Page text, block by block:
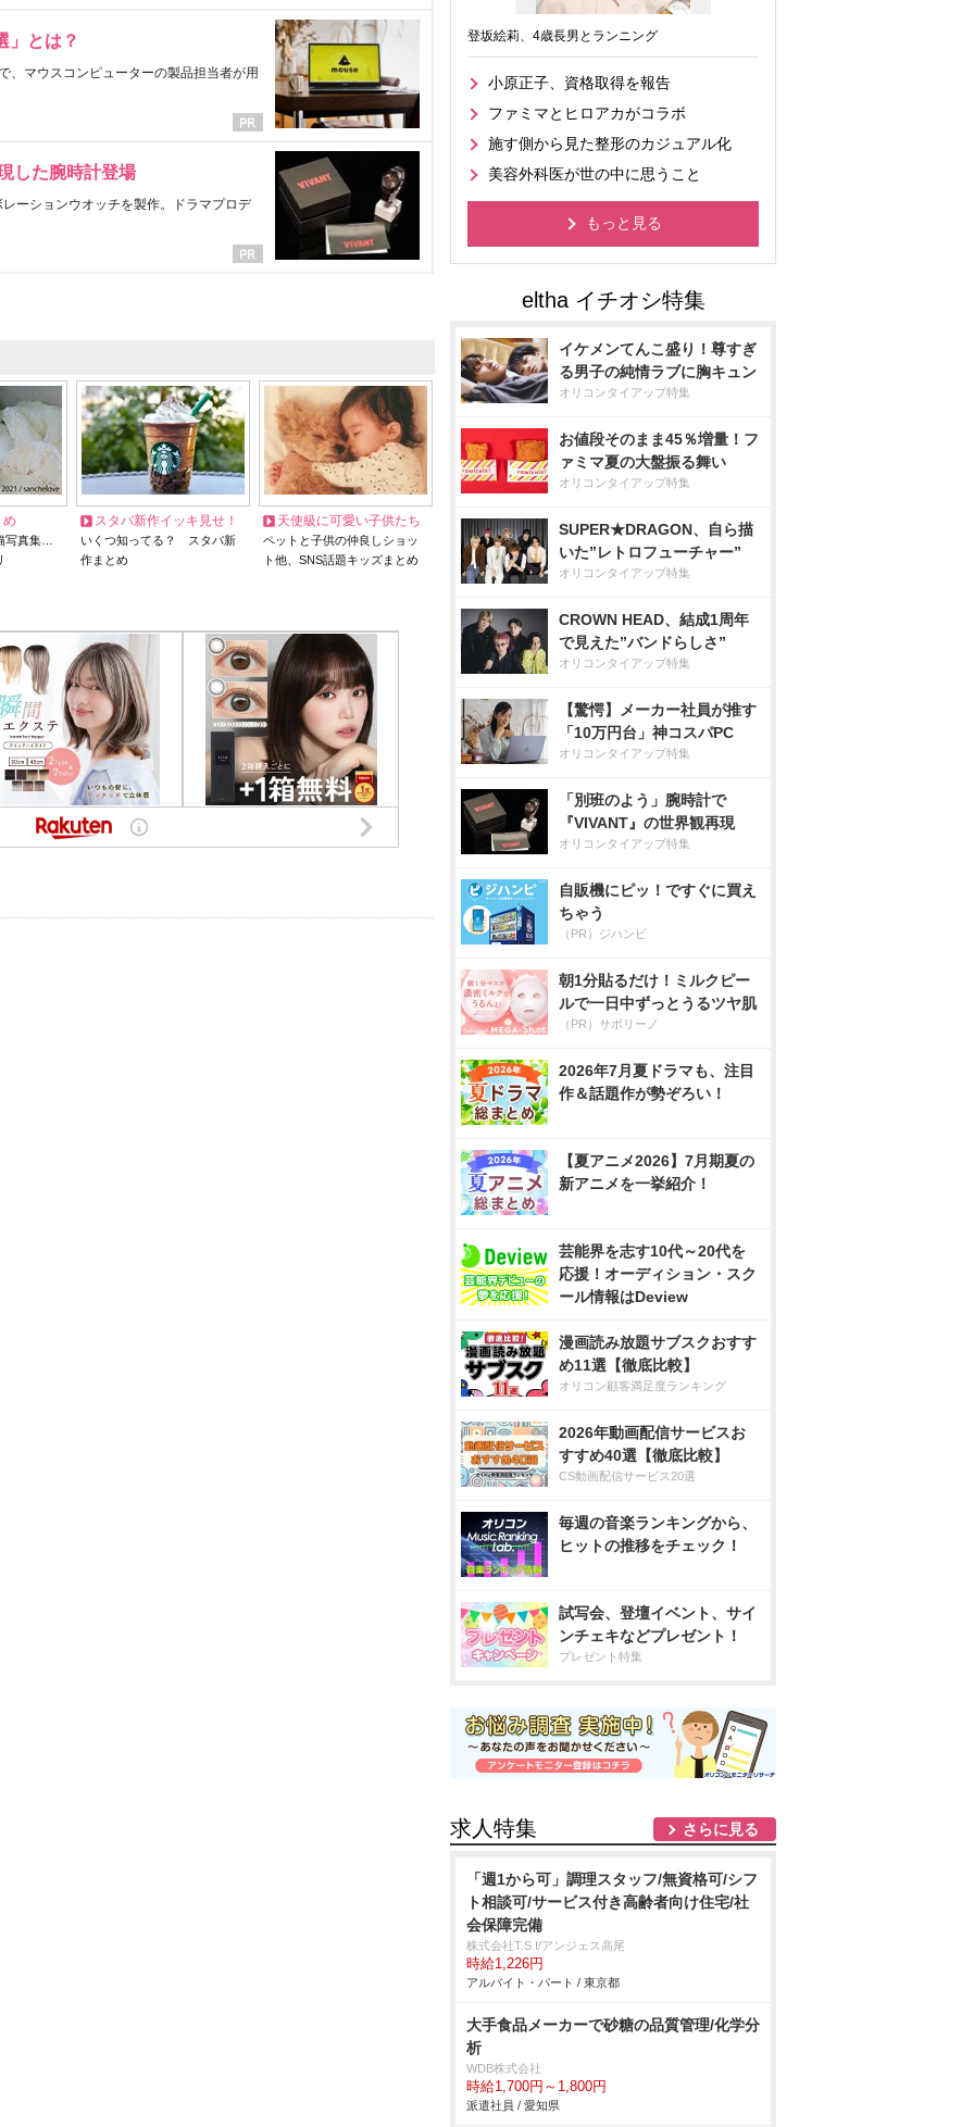
」とは？
、マウスコンピューターの製品担当者が用
した腕時計登場
ーションウオッチを製作。ドラマプロデ
め
写真集…
スタバ新作イッキ見せ！
いくつ知ってる？ スタバ新
作まとめ
天使級に可愛い子供たち
ペットと子供の仲良しショッ
ト他、SNS話題キッズまとめ
登坂絵莉、4歳長男とランニング
小原正子、資格取得を報告
ファミマとヒロアカがコラボ
施す側から見た整形のカジュアル化
美容外科医が世の中に思うこと
もっと見る
イケメンてんこ盛り！尊すぎ
る男子の純情ラブに胸キュン
オリコンタイアップ特集
お値段そのまま45％増量！フ
ァミマ夏の大盤振る舞い
オリコンタイアップ特集
SUPER★DRAGON、自ら描
いた”レトロフューチャー”
オリコンタイアップ特集
CROWN HEAD、結成1周年
で見えた”バンドらしさ”
オリコンタイアップ特集
【驚愕】メーカー社員が推す
「10万円台」神コスパPC
オリコンタイアップ特集
「別班のよう」腕時計で
『VIVANT』の世界観再現
オリコンタイアップ特集
自販機にピッ！ですぐに買え
ちゃう
（PR）ジハンピ
朝1分貼るだけ！ミルクピー
ルで一日中ずっとうるツヤ肌
（PR）サボリーノ
2026年7月夏ドラマも、注目
作＆話題作が勢ぞろい！
【夏アニメ2026】7月期夏の
新アニメを一挙紹介！
芸能界を志す10代～20代を
応援！オーディション・スク
ール情報はDeview
漫画読み放題サブスクおすす
め11選【徹底比較】
オリコン顧客満足度ランキング
2026年動画配信サービスお
すすめ40選【徹底比較】
CS動画配信サービス20選
毎週の音楽ランキングから、
ヒットの推移をチェック！
試写会、登壇イベント、サイ
ンチェキなどプレゼント！
プレゼント特集
求人特集 さらに見る
「週1から可」調理スタッフ/無資格可/シフ
ト相談可/サービス付き高齢者向け住宅/社
会保障完備
株式会社T.S.I/アンジェス高尾
時給1,226円
アルバイト・パート / 東京都
大手食品メーカーで砂糖の品質管理/化学分
析
WDB株式会社
時給1,700円～1,800円
派遣社員 / 愛知県